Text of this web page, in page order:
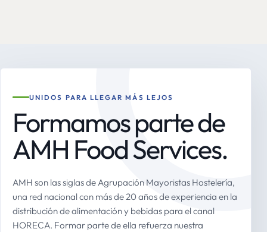
UNIDOS PARA LLEGAR MÁS LEJOS
Formamos parte de
AMH Food Services.
AMH son las siglas de Agrupación Mayoristas Hostelería,
una red nacional con más de 20 años de experiencia en la
distribución de alimentación y bebidas para el canal
HORECA. Formar parte de ella refuerza nuestra